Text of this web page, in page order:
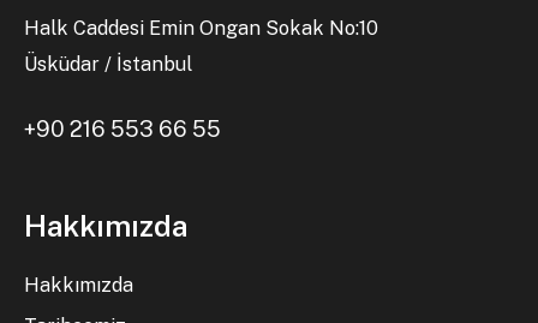
Halk Caddesi Emin Ongan Sokak No:10
Üsküdar / İstanbul
+90 216 553 66 55
Hakkımızda
Hakkımızda